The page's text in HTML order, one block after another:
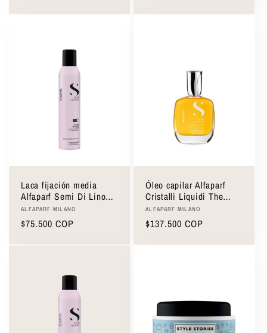
Laca fijación media
Alfaparf Semi Di Lino
Original Hairspray 300ml
Proveedor:
ALFAPARF MILANO
Precio
$75.500 COP
Óleo capilar Alfaparf
Cristalli Liquidi The
Original 50ml
Proveedor:
ALFAPARF MILANO
Precio
$137.500 COP